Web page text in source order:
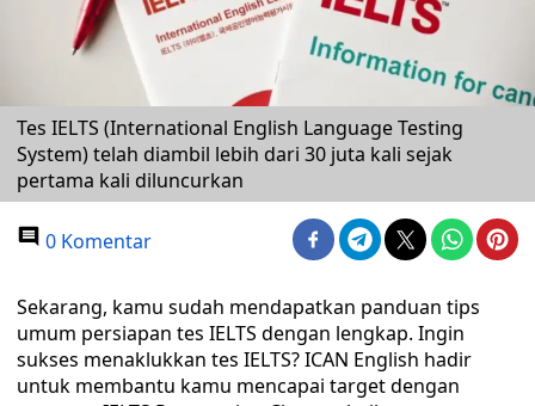
Tes IELTS (International English Language Testing
System) telah diambil lebih dari 30 juta kali sejak
pertama kali diluncurkan
0 Komentar
Sekarang, kamu sudah mendapatkan panduan tips
umum persiapan tes IELTS dengan lengkap. Ingin
sukses menaklukkan tes IELTS? ICAN English hadir
untuk membantu kamu mencapai target dengan